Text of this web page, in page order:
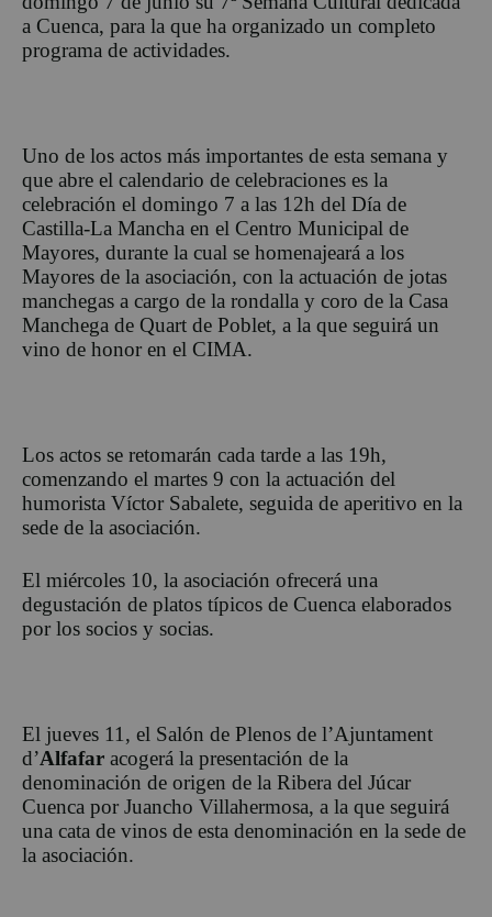
a Cuenca, para la que ha organizado un completo
programa de actividades.
Uno de los actos más importantes de esta semana y
que abre el calendario de celebraciones es la
celebración el domingo 7 a las 12h del Día de
Castilla-La Mancha en el Centro Municipal de
Mayores, durante la cual se homenajeará a los
Mayores de la asociación, con la actuación de jotas
manchegas a cargo de la rondalla y coro de la Casa
Manchega de Quart de Poblet, a la que seguirá un
vino de honor en el CIMA.
Los actos se retomarán cada tarde a las 19h,
comenzando el martes 9 con la actuación del
humorista Víctor Sabalete, seguida de aperitivo en la
sede de la asociación.
El miércoles 10, la asociación ofrecerá una
degustación de platos típicos de Cuenca elaborados
por los socios y socias.
El jueves 11, el Salón de Plenos de l’Ajuntament
d’Alfafar acogerá la presentación de la
denominación de origen de la Ribera del Júcar
Cuenca por Juancho Villahermosa, a la que seguirá
una cata de vinos de esta denominación en la sede de
la asociación.